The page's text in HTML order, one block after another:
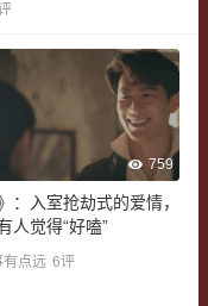
759
：入室抢劫式的爱情，
人觉得“好嗑”
有点远 6评